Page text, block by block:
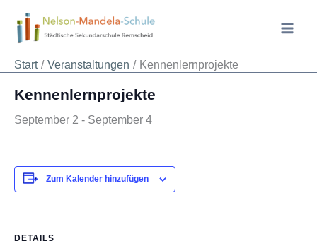
Inhalt
springen
Start
Veranstaltungen Kennenlernprojekte
Kennenlernprojekte
September 2 - September 4
Zum Kalender hinzufügen
DETAILS